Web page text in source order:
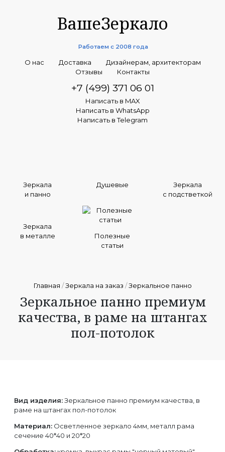
ВашеЗеркало
Работаем с 2008 года
О нас Доставка
Дизайнерам, архитекторам
Отзывы
Контакты
+7 (499) 371 06 01
Написать в MAX
Написать в WhatsApp
Написать в Telegram
Зеркала
и панно
Душевые
Зеркала
с подстветкой
Зеркала
в металле
Полезные
статьи
Главная /Зеркала на заказ /Зеркальное панно
Зеркальное панно премиум
качества, в раме на штангах
пол-потолок
Вид изделия:Зеркальное панно премиум качества, в
раме на штангах пол-потолок
Материал: Осветленное зеркало 4мм, металл рама
сечение 40*40 и 20*20